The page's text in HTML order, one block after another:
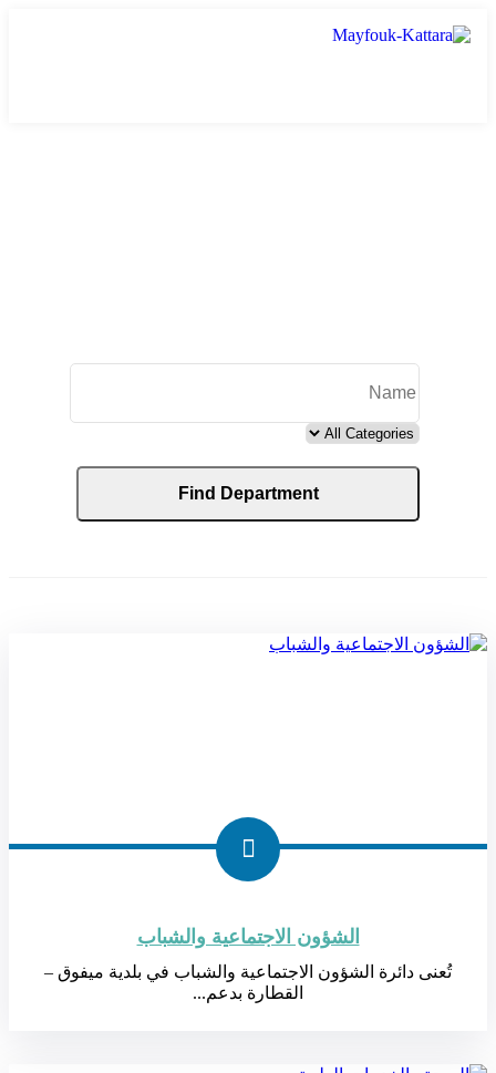
Name
Category
Find
الشؤون الاجتماعية والشباب
تُعنى دائرة الشؤون الاجتماعية والشباب في بلدية ميفوق –
القطارة بدعم...